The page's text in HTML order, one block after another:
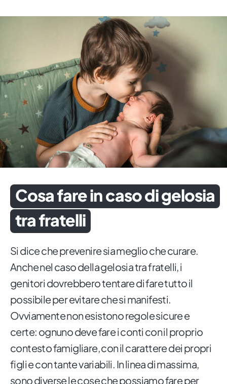
Cosa fare in caso di gelosia
tra fratelli
Si dice che prevenire sia meglio che curare.
Anche nel caso della gelosia tra fratelli, i
genitori dovrebbero tentare di fare tutto il
possibile per evitare che si manifesti.
Ovviamente non esistono regole sicure e
certe: ognuno deve fare i conti con il proprio
contesto famigliare, con il carattere dei propri
figli e con tante variabili. In linea di massima,
sono diverse le cose che possiamo fare per